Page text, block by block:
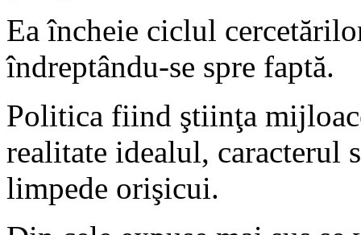
Ea încheie ciclul
îndreptându-se spre faptă.
Politica fiind ştiinţa
realitate idealul, caracterul
limpede orişicui.